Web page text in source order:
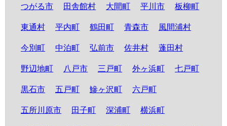
つがる市
田舎館村 大間町 平川市 板柳町
東通村 平内町 鶴田町 青森市 風間浦村
今別町 中泊町 弘前市 佐井村 蓬田村
野辺地町 八戸市 三戸町 外ヶ浜町 七戸町
黒石市 五戸町 鰺ヶ沢町 六戸町
五所川原市 田子町 深浦町 横浜町